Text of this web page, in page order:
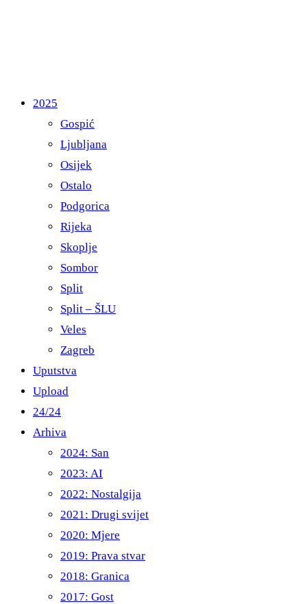
2025
Gospić
Ljubljana
Osijek
Ostalo
Podgorica
Rijeka
Skoplje
Sombor
Split
Split – ŠLU
Veles
Zagreb
Uputstva
Upload
24/24
Arhiva
2024: San
2023: AI
2022: Nostalgija
2021: Drugi svijet
2020: Mjere
2019: Prava stvar
2018: Granica
2017: Gost